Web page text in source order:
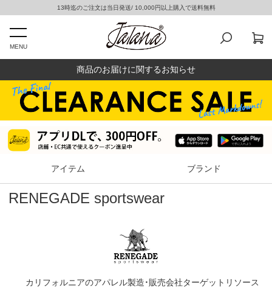
13時迄のご注文は当日発送/ 10,000円以上購入で送料無料
MENU
商品のお届けに関するお知らせ
アイテム ブランド
RENEGADE sportswear
カリフォルニアのアパレル製造・販売会社ターゲットリソース